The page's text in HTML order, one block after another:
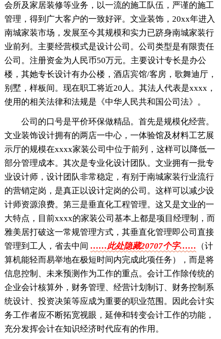
会所及家居装修等业务，以一流的施工队伍，严谨的施工
管理，得到广大客户的一致好评。文业装饰，20xx年进入
南城家装市场，发展至今其规模和实力已跻身南城家装行
业前列。主要经营模式是设计公司。公司类型是有限责任
公司。注册资金为人民币50万元。主要设计专长是办公
楼，其她专长设计有办公楼，酒店宾馆/客房，歌舞迪厅，
别墅，样板间。现在职工将近20人。其法人代表是xxxx，
使用的相关法律和法规是《中华人民共和国公司法》。
公司的口号是平价环保做精品。首先是规模化经营。
文业装饰设计拥有的两店一中心，一体验馆及材料工艺展
示厅的规模在xxxx家装公司中位于前列，这样可以降低一
部分管理成本。其次是专业化设计团队。文业拥有一批专
业设计师，设计团队非常稳定，有别于南城家装行业流行
的营销定岗，是真正以设计定岗的公司。这样可以减少设
计师资源浪费。第三是垂直化工程管理。这又是文业的一
大特点，目前xxxx的家装公司基本上都是项目经理制，而
雅美居打破这一常规管理方式，其垂直化管理即公司直接
管理到工人，省去中间 ……此处隐藏20707个字……
（计
算机能轻而易举地在极短时间内完成此项任务），而是将
信息控制、未来预测作为工作的重点。会计工作除传统的
企业会计核算外，财务管理、经营计划制订、财务控制系
统设计、投资决策等应成为重要的职业范围。因此会计实
务工作者应不断拓宽视眼，延伸和转变会计工作的功能，
充分发挥会计在知识经济时代应有的作用。